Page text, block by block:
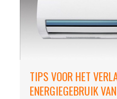
TIPS VOOR HET
ENERGIEGEBRUIK